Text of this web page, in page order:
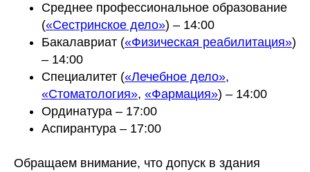
Среднее профессиональное образование
(«Сестринское дело») – 14:00
Бакалавриат («Физическая реабилитация»)
– 14:00
Специалитет («Лечебное дело»,
«Стоматология», «Фармация») – 14:00
Ординатура – 17:00
Аспирантура – 17:00
Обращаем внимание, что допуск в здания